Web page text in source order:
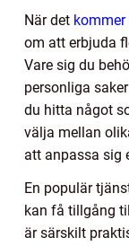
När det
om att erbjuda
Vare sig du
personliga
du hitta något
välja mellan
att anpassa sig
En populär
kan få tillgång
är särskilt